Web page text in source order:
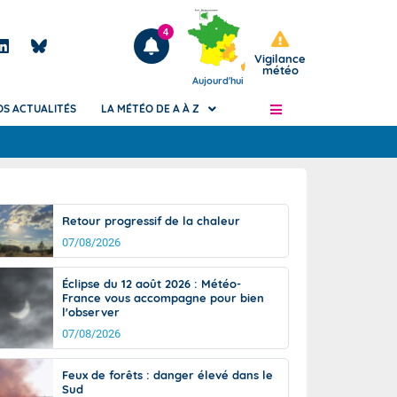
Articles
4
Aujourd'hui
Vigilance
météo
de
Phénomènes dangereux de J+2 à J+7
Avertissement pluies intenses à l'échelle
des communes (Apic)
Bulletins Marine
Bulletins d'estimation du risque
d'avalanche
Météo des forêts
Vigicrues
ACTUALITÉS LA MÉTÉO DE A À Z
Retour progressif de la chaleur
07/08/2026
Éclipse du 12 août 2026 : Météo-
France vous accompagne pour bien
l'observer
07/08/2026
Feux de forêts : danger élevé dans le
Sud